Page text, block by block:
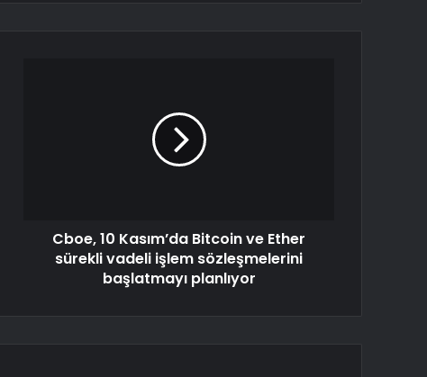
Cboe, 10 Kasım’da Bitcoin ve Ether
sürekli vadeli işlem sözleşmelerini
başlatmayı planlıyor